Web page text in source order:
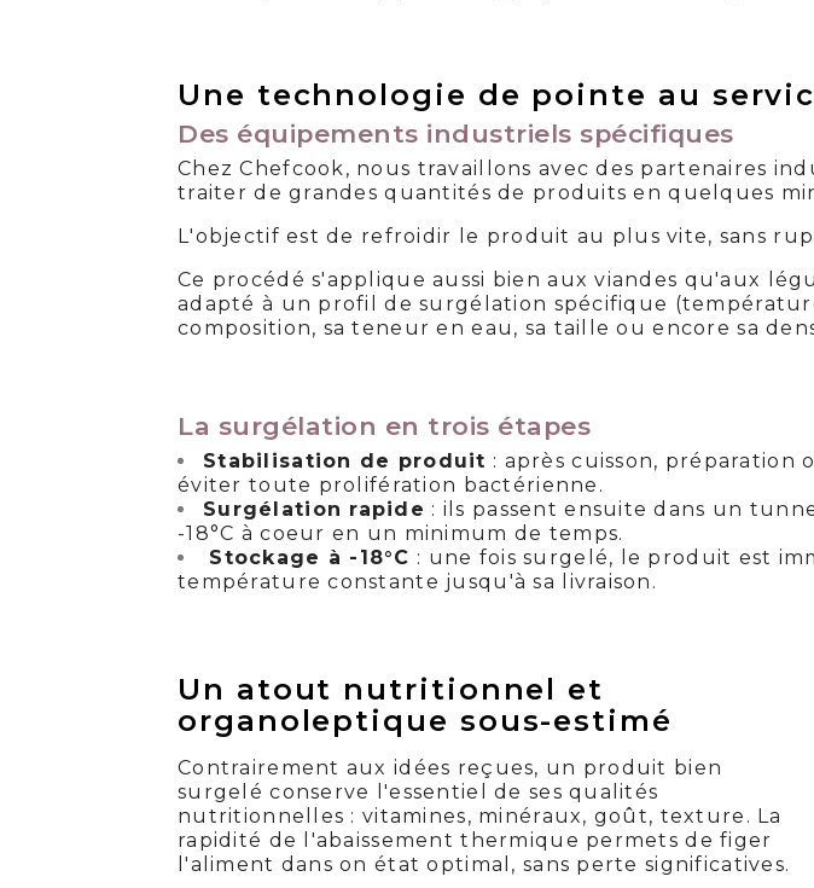
Une technologie de pointe au
Des équipements industriels spécifiques
Chez Chefcook, nous travaillons avec des partenaires
traiter de grandes quantités de produits en quelques
L'objectif est de refroidir le produit au plus vite, sans
Ce procédé s'applique aussi bien aux viandes qu'aux
adapté à un profil de surgélation spécifique
composition, sa teneur en eau, sa taille ou encore sa
La surgélation en trois étapes
Stabilisation de produit : après cuisson,
éviter toute prolifération bactérienne.
Surgélation rapide : ils passent ensuite dans un
-18°C à coeur en un minimum de temps.
Stockage à -18°C : une fois surgelé, le produit est
température constante jusqu'à sa livraison.
Un atout nutritionnel et
organoleptique sous-estimé
Contrairement aux idées reçues, un produit bien
surgelé conserve l'essentiel de ses qualités
nutritionnelles : vitamines, minéraux, goût, texture. La
rapidité de l'abaissement thermique permets de figer
l'aliment dans on état optimal, sans perte significatives.